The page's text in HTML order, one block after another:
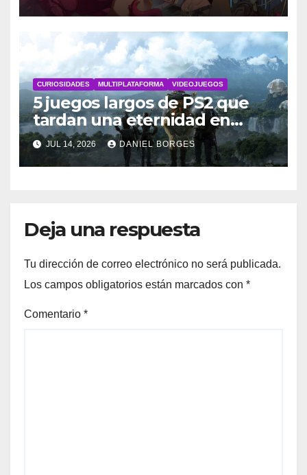
CURIOSIDADES MULTIPLATAFORMA VIDEOJUEGOS
5 juegos largos de PS2 que
tardan una eternidad en
completarse
JUL 14, 2026 DANIEL BORGES
Deja una respuesta
Tu dirección de correo electrónico no será publicada.
Los campos obligatorios están marcados con *
Comentario *